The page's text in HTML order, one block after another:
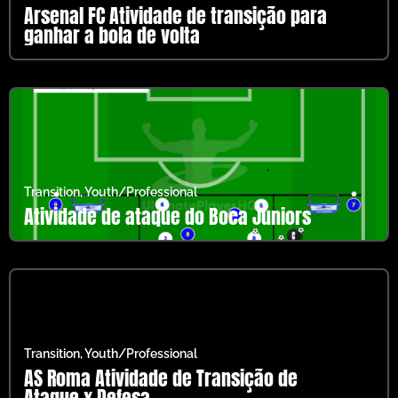
Arsenal FC Atividade de transição para
ganhar a bola de volta
Transition,Youth/Professional
Atividade de ataque do Boca Juniors
Transition,Youth/Professional
AS Roma Atividade de Transição de